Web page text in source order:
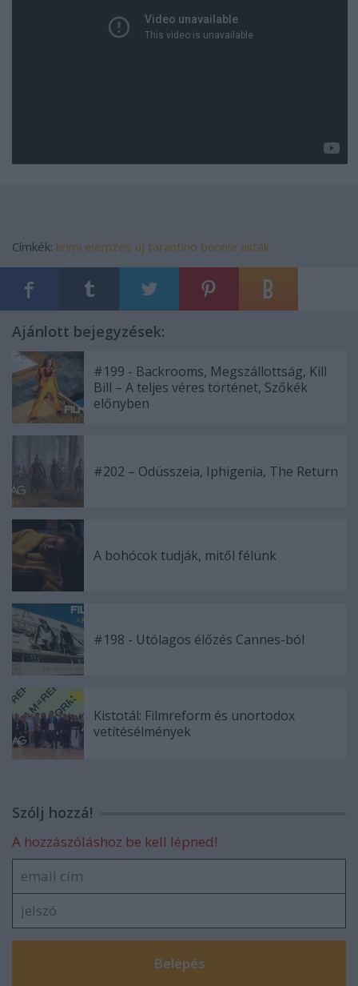
Címkék: krimi elemzés új tarantino bonnie akták
Ajánlott bejegyzések:
#199 - Backrooms, Megszállottság, Kill
Bill – A teljes véres történet, Szőkék
előnyben
#202 – Odüsszeia, Iphigenia, The Return
A bohócok tudják, mitől félünk
#198 - Utólagos élőzés Cannes-ból
Kistotál: Filmreform és unortodox
vetítésélmények
Szólj hozzá!
A hozzászóláshoz be kell lépned!